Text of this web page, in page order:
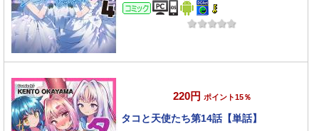
コミック
220円 ポイント15％
タコと天使たち第14話【単話】